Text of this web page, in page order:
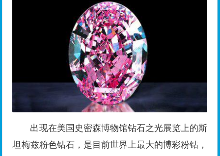
出现在美国史密森博物馆钻石之光展览上的斯
坦梅兹粉色钻石，是目前世界上最大的博彩粉钻，